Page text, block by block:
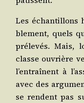
Les échan­tillons
ble­ment, quels
pré­le­vés. Mais,
classe ouvrière
l’entraînent à
avec des
se rendent pas